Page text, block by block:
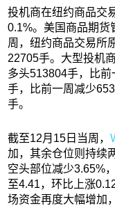
投机商在纽约商品交
0.1%。美国商品期货
周，纽约商品交易所
22705手。大型投机
多头513804手，比
手，比前一周减少
手。
截至12月15日当周，
加，其余仓位则持续
空头部位减少3.65%
至4.41，环比上涨
场资金再度大幅增加